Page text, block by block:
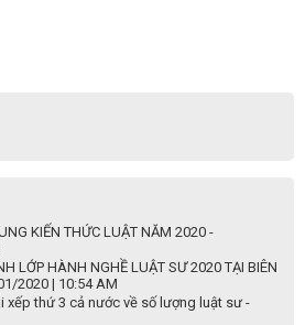
KIẾN THỨC LUẬT NĂM 2020 -
LỚP HÀNH NGHỀ LUẬT SƯ 2020 TẠI BIÊN
2020 | 10:54 AM
thứ 3 cả nước về số lượng luật sư -